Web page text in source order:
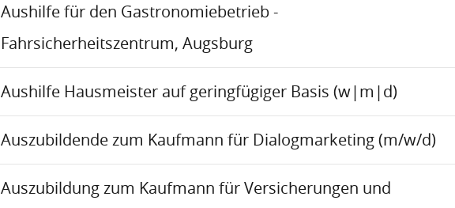
Aushilfe für den Gastronomiebetrieb -
Fahrsicherheitszentrum, Augsburg
Aushilfe Hausmeister auf geringfügiger Basis (w|m|d)
Auszubildende zum Kaufmann für Dialogmarketing (m/w/d)
Auszubildung zum Kaufmann für Versicherungen und